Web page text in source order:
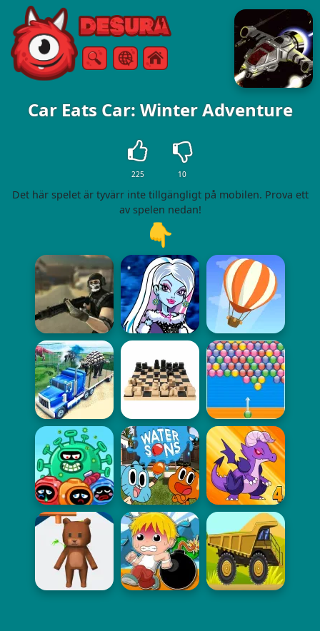
Free Online Games
Sök Meny
Car Eats Car: Winter Adventure
225 10
Det här spelet är tyvärr inte tillgängligt på mobilen. Prova ett
av spelen nedan!
👇